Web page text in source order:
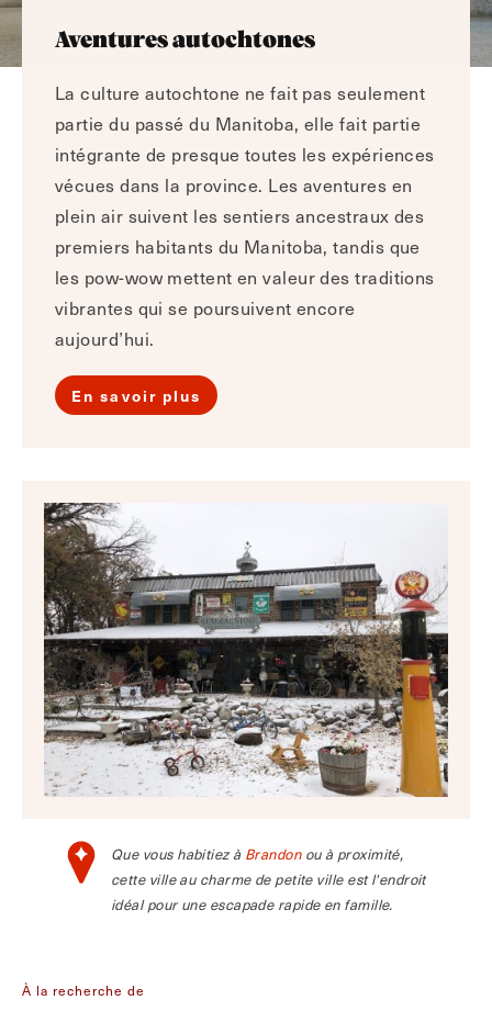
Aventures autochtones
La culture autochtone ne fait pas seulement
partie du passé du Manitoba, elle fait partie
intégrante de presque toutes les expériences
vécues dans la province. Les aventures en
plein air suivent les sentiers ancestraux des
premiers habitants du Manitoba, tandis que
les pow-wow mettent en valeur des traditions
vibrantes qui se poursuivent encore
aujourd’hui.
En savoir plus
Que vous habitiez à Brandonou à proximité,
cette ville au charme de petite ville est l'endroit
idéal pour une escapade rapide en famille.
À la recherche de